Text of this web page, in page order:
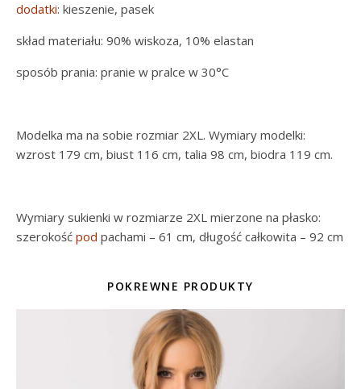
dodatki: kieszenie, pasek
skład materiału: 90% wiskoza, 10% elastan
sposób prania: pranie w pralce w 30°C
Modelka ma na sobie rozmiar 2XL. Wymiary modelki:
wzrost 179 cm, biust 116 cm, talia 98 cm, biodra 119 cm.
Wymiary sukienki w rozmiarze 2XL mierzone na płasko:
szerokość pod pachami – 61 cm, długość całkowita – 92 cm
POKREWNE PRODUKTY